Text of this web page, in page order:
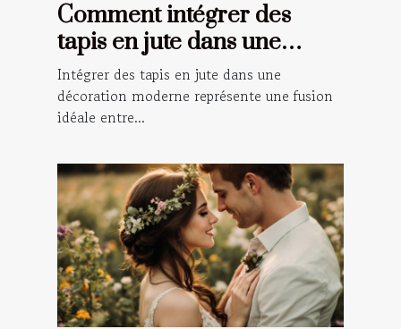
Comment intégrer des
tapis en jute dans une
décoration moderne ?
Intégrer des tapis en jute dans une
décoration moderne représente une fusion
idéale entre...